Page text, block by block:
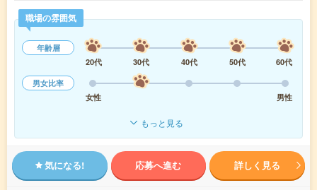
職場の雰囲気
年齢層
20代
30代 40代 50代
60代
男女比率
女性
男性
もっと見る
気になる! 応募へ進む 詳しく見る